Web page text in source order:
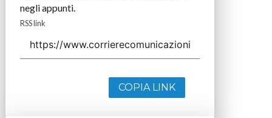
negli appunti.
RSS link
COPIA LINK